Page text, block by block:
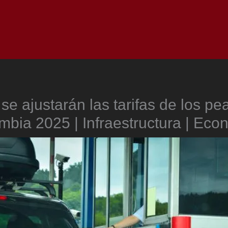
ajustarán las tarifas de los
2025 | Infraestructura |